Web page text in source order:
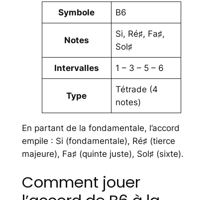
Symbole B6
Notes
Si, Ré♯, Fa♯,
Sol♯
Intervalles 1 – 3 – 5 – 6
Type
Tétrade (4
notes)
En partant de la fondamentale, l’accord
empile : Si (fondamentale), Ré♯ (tierce
majeure), Fa♯ (quinte juste), Sol♯ (sixte).
Comment jouer